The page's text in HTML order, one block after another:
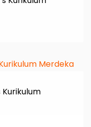
Kurikulum